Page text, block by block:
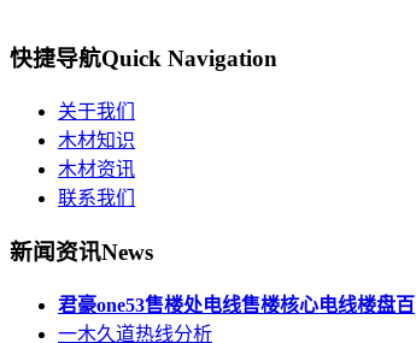
快捷导航Quick Navigation
关于我们
木材知识
木材资讯
联系我们
新闻资讯News
君豪one53售楼处电线售楼核心电线楼盘百
一木久道热线分析